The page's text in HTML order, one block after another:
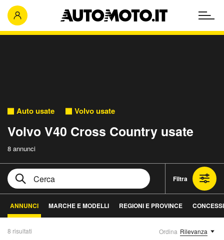
Auto usate Volvo usate
Volvo V40 Cross Country usate
8 annunci
Filtra
ANNUNCI MARCHE E MODELLI REGIONI E PROVINCE
8 risultati Ordina Rilevanza